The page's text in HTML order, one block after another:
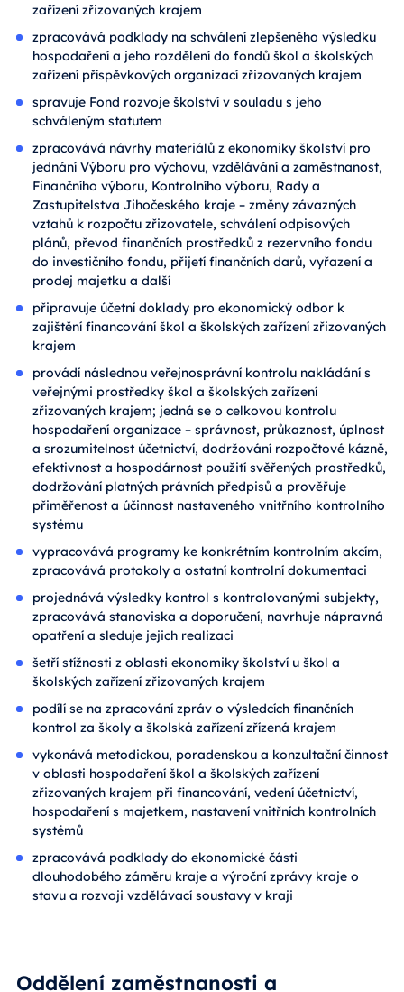
zařízení zřizovaných krajem
zpracovává podklady na schválení zlepšeného výsledku
hospodaření a jeho rozdělení do fondů škol a školských
zařízení příspěvkových organizací zřizovaných krajem
spravuje Fond rozvoje školství v souladu s jeho
schváleným statutem
zpracovává návrhy materiálů z ekonomiky školství pro
jednání Výboru pro výchovu, vzdělávání a zaměstnanost,
Finančního výboru, Kontrolního výboru, Rady a
Zastupitelstva Jihočeského kraje – změny závazných
vztahů k rozpočtu zřizovatele, schválení odpisových
plánů, převod finančních prostředků z rezervního fondu
do investičního fondu, přijetí finančních darů, vyřazení a
prodej majetku a další
připravuje účetní doklady pro ekonomický odbor k
zajištění financování škol a školských zařízení zřizovaných
krajem
provádí následnou veřejnosprávní kontrolu nakládání s
veřejnými prostředky škol a školských zařízení
zřizovaných krajem; jedná se o celkovou kontrolu
hospodaření organizace – správnost, průkaznost, úplnost
a srozumitelnost účetnictví, dodržování rozpočtové kázně,
efektivnost a hospodárnost použití svěřených prostředků,
dodržování platných právních předpisů a prověřuje
přiměřenost a účinnost nastaveného vnitřního kontrolního
systému
vypracovává programy ke konkrétním kontrolním akcím,
zpracovává protokoly a ostatní kontrolní dokumentaci
projednává výsledky kontrol s kontrolovanými subjekty,
zpracovává stanoviska a doporučení, navrhuje nápravná
opatření a sleduje jejich realizaci
šetří stížnosti z oblasti ekonomiky školství u škol a
školských zařízení zřizovaných krajem
podílí se na zpracování zpráv o výsledcích finančních
kontrol za školy a školská zařízení zřízená krajem
vykonává metodickou, poradenskou a konzultační činnost
v oblasti hospodaření škol a školských zařízení
zřizovaných krajem při financování, vedení účetnictví,
hospodaření s majetkem, nastavení vnitřních kontrolních
systémů
zpracovává podklady do ekonomické části
dlouhodobého záměru kraje a výroční zprávy kraje o
stavu a rozvoji vzdělávací soustavy v kraji
Oddělení zaměstnanosti a